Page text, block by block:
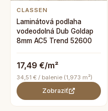
CLASSEN
Laminátová podlaha
vodeodolná Dub Goldap
8mm AC5 Trend 52600
17,49 €/m²
34,51 € / balenie (1,973 m²)
Zobraziť